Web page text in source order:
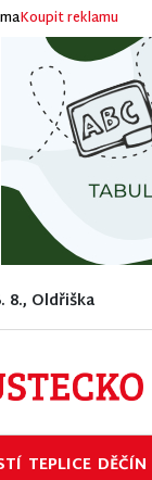
Koupit reklamu
8., Oldřiška
TEPLICE DĚČÍN